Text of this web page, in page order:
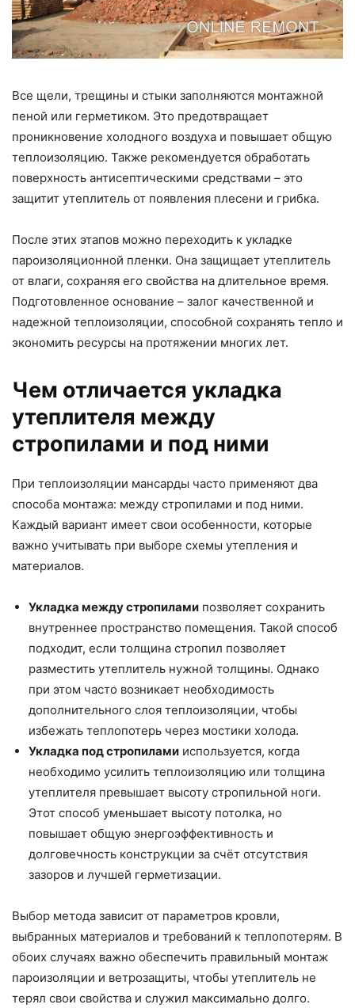
Все щели, трещины и стыки заполняются монтажной
пеной или герметиком. Это предотвращает
проникновение холодного воздуха и повышает общую
теплоизоляцию. Также рекомендуется обработать
поверхность антисептическими средствами – это
защитит утеплитель от появления плесени и грибка.
После этих этапов можно переходить к укладке
пароизоляционной пленки. Она защищает утеплитель
от влаги, сохраняя его свойства на длительное время.
Подготовленное основание – залог качественной и
надежной теплоизоляции, способной сохранять тепло и
экономить ресурсы на протяжении многих лет.
Чем отличается укладка
утеплителя между
стропилами и под ними
При теплоизоляции мансарды часто применяют два
способа монтажа: между стропилами и под ними.
Каждый вариант имеет свои особенности, которые
важно учитывать при выборе схемы утепления и
материалов.
Укладка между стропилами позволяет сохранить
внутреннее пространство помещения. Такой способ
подходит, если толщина стропил позволяет
разместить утеплитель нужной толщины. Однако
при этом часто возникает необходимость
дополнительного слоя теплоизоляции, чтобы
избежать теплопотерь через мостики холода.
Укладка под стропилами используется, когда
необходимо усилить теплоизоляцию или толщина
утеплителя превышает высоту стропильной ноги.
Этот способ уменьшает высоту потолка, но
повышает общую энергоэффективность и
долговечность конструкции за счёт отсутствия
зазоров и лучшей герметизации.
Выбор метода зависит от параметров кровли,
выбранных материалов и требований к теплопотерям. В
обоих случаях важно обеспечить правильный монтаж
пароизоляции и ветрозащиты, чтобы утеплитель не
терял свои свойства и служил максимально долго.